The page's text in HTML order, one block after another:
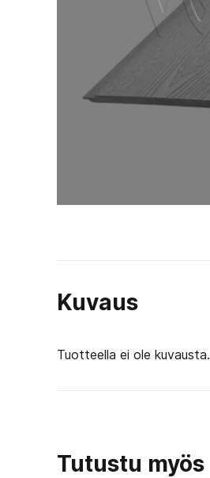
Kuvaus
Tuotteella ei ole kuvausta.
Tutustu myös